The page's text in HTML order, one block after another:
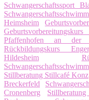
Schwangerschaftssport
Heimsheim
Pfaffenhofen an der
Rückbildungskurs
Hildesheim
Stillberatung Stillcafé Konz
Breckerfeld
Cronenberg